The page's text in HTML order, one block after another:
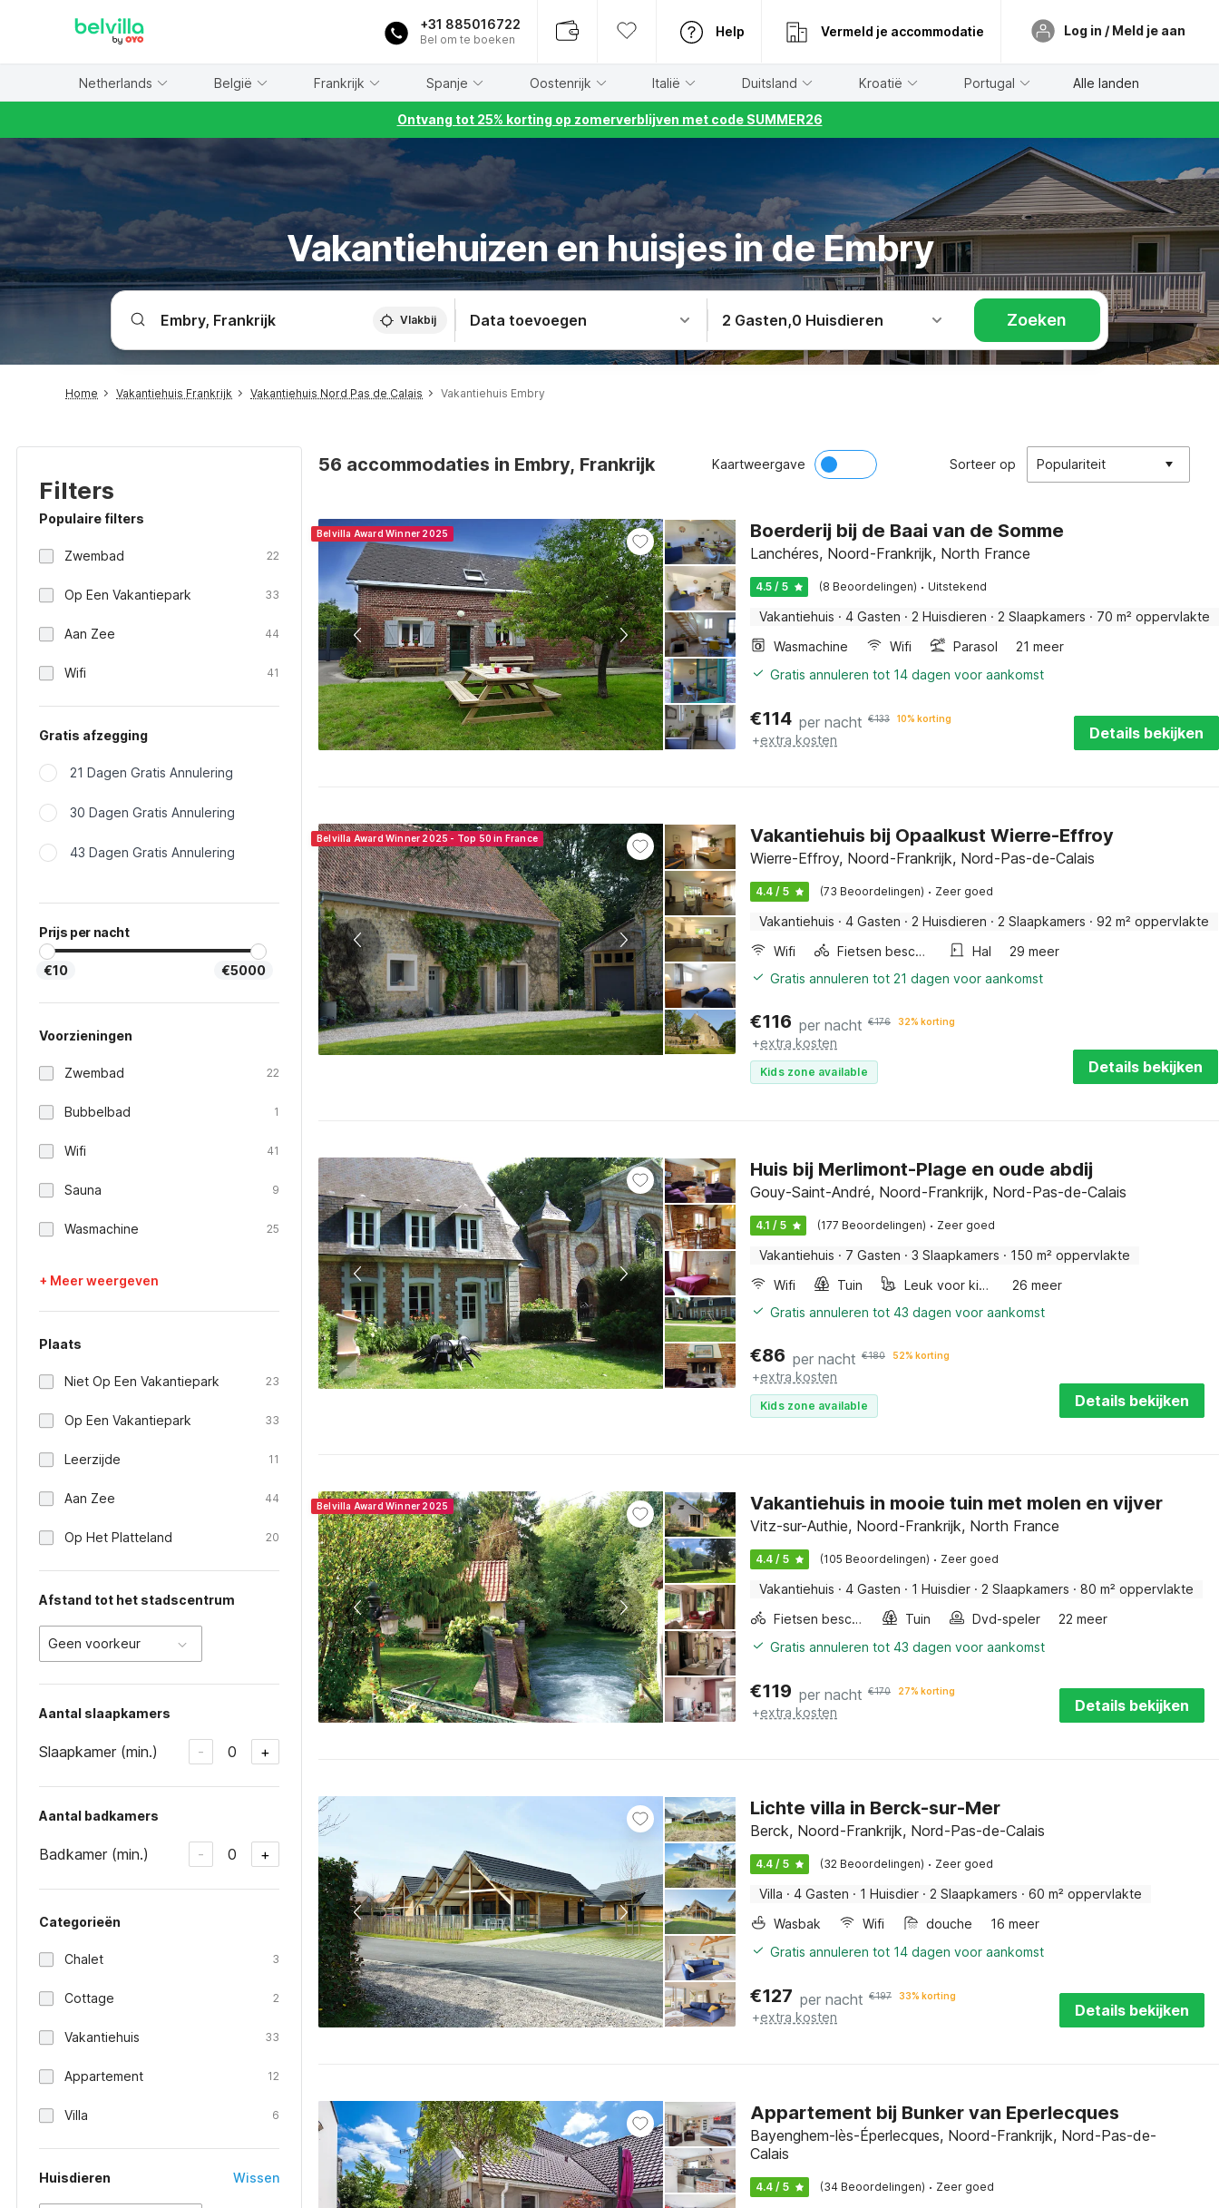
+31 885016722
Bel om te boeken
Help Vermeld je accommodatie Log in / Meld je aan
Netherlands België Frankrijk Spanje Oostenrijk Italië Duitsland Kroatië Portugal Alle landen
Ontvang tot 25% korting op zomerverblijven met code SUMMER26
Vakantiehuizen en huisjes in de Embry
Vlakbij Data toevoegen 2 Gasten,0 Huisdieren Zoeken
Home Vakantiehuis Frankrijk Vakantiehuis Nord Pas de Calais Vakantiehuis Embry
Filters
Populaire filters
Zwembad 22
Op Een Vakantiepark 33
Aan Zee 44
Wifi 41
Gratis afzegging
21 Dagen Gratis Annulering
30 Dagen Gratis Annulering
43 Dagen Gratis Annulering
Prijs per nacht
€10 €5000
Voorzieningen
Zwembad 22
Bubbelbad 1
Wifi 41
Sauna 9
Wasmachine 25
+ Meer weergeven
Plaats
Niet Op Een Vakantiepark 23
Op Een Vakantiepark 33
Leerzijde 11
Aan Zee 44
Op Het Platteland 20
Afstand tot het stadscentrum
Geen voorkeur
Aantal slaapkamers
Slaapkamer (min.) - 0 +
Aantal badkamers
Badkamer (min.) - 0 +
Categorieën
Chalet 3
Cottage 2
Vakantiehuis 33
Appartement 12
Villa 6
Huisdieren Wissen
56 accommodaties in Embry, Frankrijk Kaartweergave Sorteer op Populariteit
Belvilla Award Winner 2025 Boerderij bij de Baai van de Somme
Lanchéres, Noord-Frankrijk, North France
4.5 / 5 (8 Beoordelingen) · Uitstekend
Vakantiehuis · 4 Gasten · 2 Huisdieren · 2 Slaapkamers · 70 m² oppervlakte
Wasmachine
Wifi Parasol
21 meer
Gratis annuleren tot 14 dagen voor aankomst
€114 per nacht €133 10% korting
+extra kosten Details bekijken
Belvilla Award Winner 2025 - Top 50 in France Vakantiehuis bij Opaalkust Wierre-Effroy
Wierre-Effroy, Noord-Frankrijk, Nord-Pas-de-Calais
4.4 / 5 (73 Beoordelingen) · Zeer goed
Vakantiehuis · 4 Gasten · 2 Huisdieren · 2 Slaapkamers · 92 m² oppervlakte
Wifi
Fietsen beschikbaar Hal
29 meer
Gratis annuleren tot 21 dagen voor aankomst
€116 per nacht €176 32% korting
+extra kosten
Kids zone available Details bekijken
Huis bij Merlimont-Plage en oude abdij
Gouy-Saint-André, Noord-Frankrijk, Nord-Pas-de-Calais
4.1 / 5 (177 Beoordelingen) · Zeer goed
Vakantiehuis · 7 Gasten · 3 Slaapkamers · 150 m² oppervlakte
Wifi
Tuin Leuk voor kinderen
26 meer
Gratis annuleren tot 43 dagen voor aankomst
€86 per nacht €180 52% korting
+extra kosten
Kids zone available Details bekijken
Belvilla Award Winner 2025 Vakantiehuis in mooie tuin met molen en vijver
Vitz-sur-Authie, Noord-Frankrijk, North France
4.4 / 5 (105 Beoordelingen) · Zeer goed
Vakantiehuis · 4 Gasten · 1 Huisdier · 2 Slaapkamers · 80 m² oppervlakte
Fietsen beschikbaar
Tuin Dvd-speler
22 meer
Gratis annuleren tot 43 dagen voor aankomst
€119 per nacht €170 27% korting
+extra kosten Details bekijken
Lichte villa in Berck-sur-Mer
Berck, Noord-Frankrijk, Nord-Pas-de-Calais
4.4 / 5 (32 Beoordelingen) · Zeer goed
Villa · 4 Gasten · 1 Huisdier · 2 Slaapkamers · 60 m² oppervlakte
Wasbak
Wifi douche
16 meer
Gratis annuleren tot 14 dagen voor aankomst
€127 per nacht €197 33% korting
+extra kosten Details bekijken
Appartement bij Bunker van Eperlecques
Bayenghem-lès-Éperlecques, Noord-Frankrijk, Nord-Pas-de-
Calais
4.4 / 5 (34 Beoordelingen) · Zeer goed